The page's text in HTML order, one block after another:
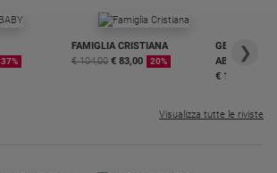
37%
FAMIGLIA CRISTIANA
€ 104,00 € 83,00 20%
GBABY
€ 16,99
❯
Visualizza tutte le riviste